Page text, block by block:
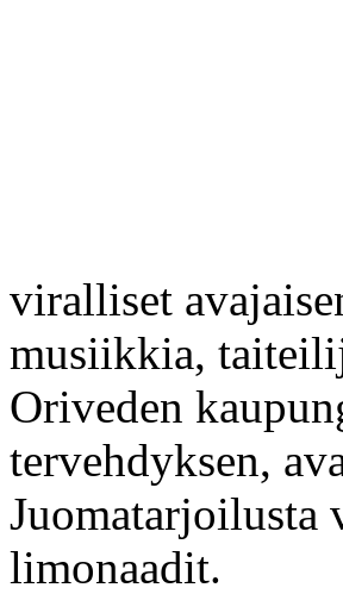
viralliset
musiikkia,
Oriveden
tervehdyksen,
Juomatarjoilusta
limonaadit.